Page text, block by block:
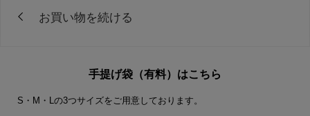
手提げ袋（有料）はこちら
S・M・Lの3つサイズをご用意しております。